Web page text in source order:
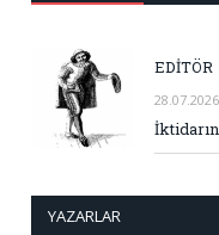
EDİTÖR
28.07.2026
YAZARLAR